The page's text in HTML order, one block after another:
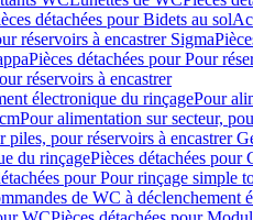
détachées pour Bidets au sol
réservoirs à encastrer Sigma
Pièces détachées pour Pour
réservoirs à encastrer
électronique du rinçagePour
Pour alimentation sur secteur,
piles, pour réservoirs à encastrer
du rinçagePièces détachées pour
pour Pour rinçage simple
de WC à déclenchement